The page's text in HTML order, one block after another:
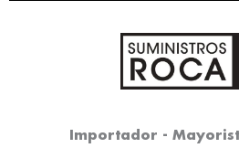
Importador -